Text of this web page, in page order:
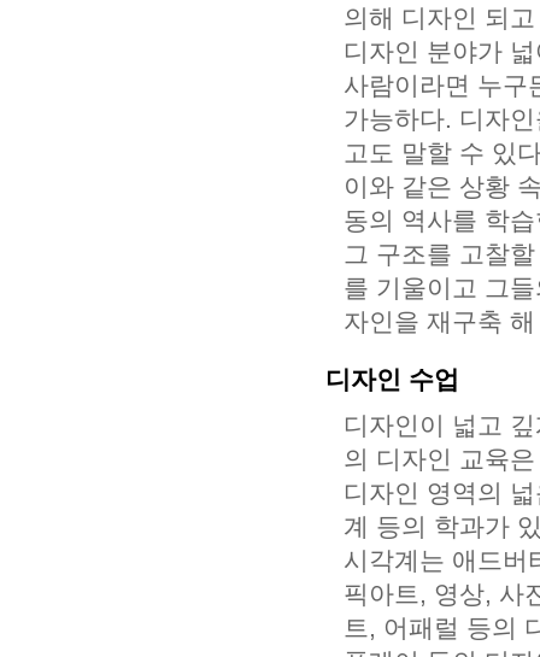
의해 디자인 되
디자인 분야가
사람이라면 누구
가능하다. 디자
고도 말할 수 있
이와 같은 상황
동의 역사를 학
그 구조를 고찰
를 기울이고 그
자인을 재구축
디자인 수업
디자인이 넓고
의 디자인 교육
디자인 영역의
계 등의 학과가
시각계는 애드버
픽아트, 영상, 사
트, 어패럴 등의